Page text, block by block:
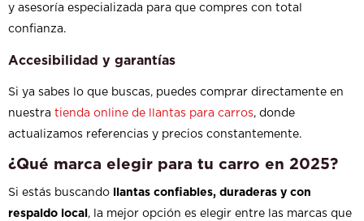
y asesoría especializada para que compres con total
confianza.
Accesibilidad y garantías
Si ya sabes lo que buscas, puedes comprar directamente en
nuestra tienda online de llantas para carros, donde
actualizamos referencias y precios constantemente.
¿Qué marca elegir para tu carro en 2025?
Si estás buscando
llantas confiables, duraderas y con
respaldo local , la mejor opción es elegir entre las marcas que